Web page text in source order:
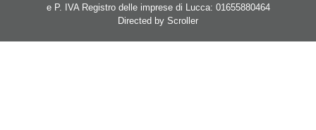
e P. IVA Registro delle imprese di Lucca: 01655880464
Directed by Scroller